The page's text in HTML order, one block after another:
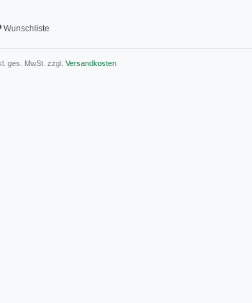
Wunschliste
ges. MwSt. zzgl. Versandkosten